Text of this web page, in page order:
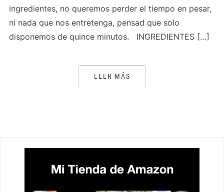
ingredientes, no queremos perder el tiempo en pesar,
ni nada que nos entretenga, pensad que solo
disponemos de quince minutos. INGREDIENTES […]
LEER MÁS